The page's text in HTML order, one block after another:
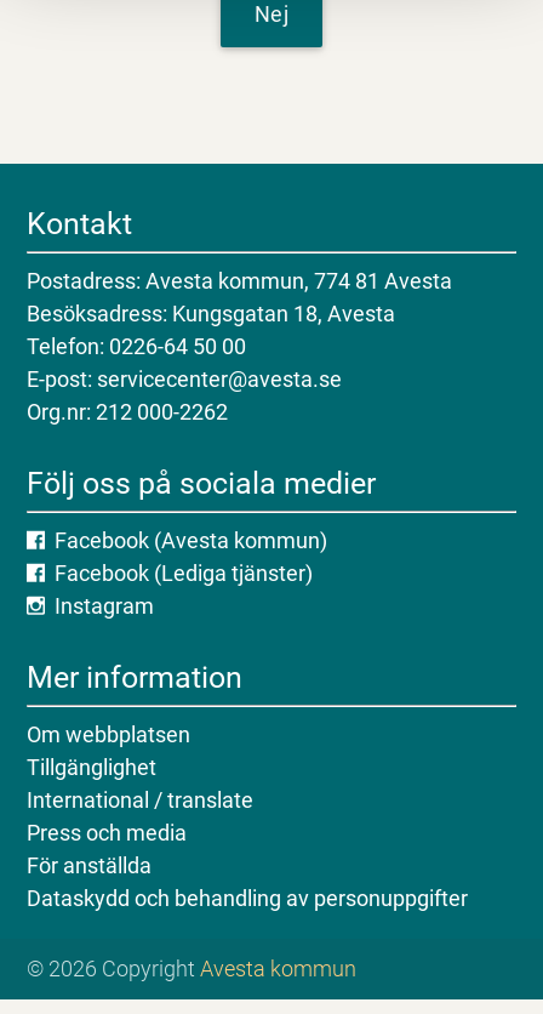
Nej
Kontakt
Postadress: Avesta kommun, 774 81 Avesta
Besöksadress: Kungsgatan 18, Avesta
Telefon: 0226-64 50 00
E-post: servicecenter@avesta.se
Org.nr: 212 000-2262
Följ oss på sociala medier
Facebook (Avesta kommun)
Facebook (Lediga tjänster)
Instagram
Mer information
Om webbplatsen
Tillgänglighet
International / translate
Press och media
För anställda
Dataskydd och behandling av personuppgifter
© 2026 CopyrightAvesta kommun